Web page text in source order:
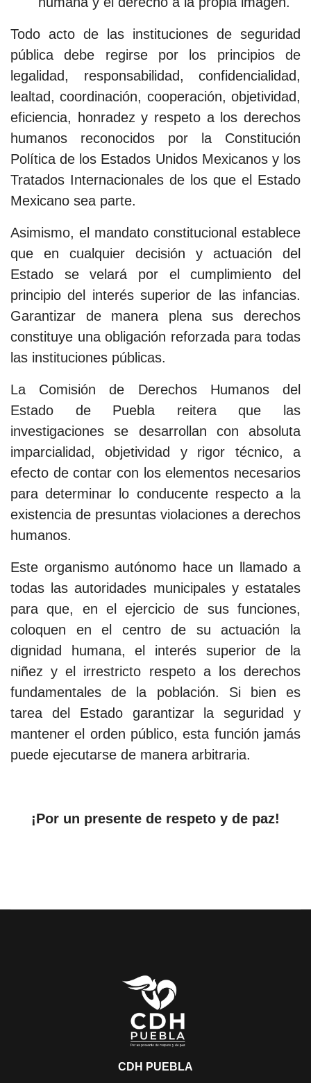
Todo acto de las instituciones de seguridad
pública debe regirse por los principios de
legalidad, responsabilidad, confidencialidad,
lealtad, coordinación, cooperación, objetividad,
eficiencia, honradez y respeto a los derechos
humanos reconocidos por la Constitución
Política de los Estados Unidos Mexicanos y los
Tratados Internacionales de los que el Estado
Mexicano sea parte.
Asimismo, el mandato constitucional establece
que en cualquier decisión y actuación del
Estado se velará por el cumplimiento del
principio del interés superior de las infancias.
Garantizar de manera plena sus derechos
constituye una obligación reforzada para todas
las instituciones públicas.
La Comisión de Derechos Humanos del
Estado de Puebla reitera que las
investigaciones se desarrollan con absoluta
imparcialidad, objetividad y rigor técnico, a
efecto de contar con los elementos necesarios
para determinar lo conducente respecto a la
existencia de presuntas violaciones a derechos
humanos.
Este organismo autónomo hace un llamado a
todas las autoridades municipales y estatales
para que, en el ejercicio de sus funciones,
coloquen en el centro de su actuación la
dignidad humana, el interés superior de la
niñez y el irrestricto respeto a los derechos
fundamentales de la población. Si bien es
tarea del Estado garantizar la seguridad y
mantener el orden público, esta función jamás
puede ejecutarse de manera arbitraria.
¡Por un presente de respeto y de paz!
CDH PUEBLA